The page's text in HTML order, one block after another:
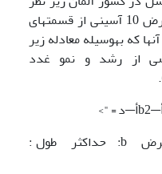
پروفسور کاسپر بنیفلد). طول و عرض 10 آسینی از قسمت­های
که به­وسیله معادله زیر
از رشد و نمو غدد